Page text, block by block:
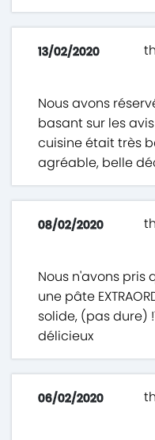
13/02/2020
Nous avons
basant sur les
cuisine était très
agréable, belle
08/02/2020
Nous n'avons pris
une pâte
solide, (pas dure)
délicieux
06/02/2020